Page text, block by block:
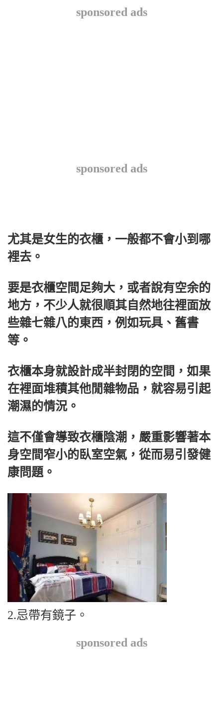
sponsored ads
sponsored ads
尤其是女生的衣櫃，一般都不會小到哪
裡去。
要是衣櫃空間足夠大，或者說有空余的
地方，不少人就很順其自然地往裡面放
些雜七雜八的東西，例如玩具、舊書
等。
衣櫃本身就設計成半封閉的空間，如果
在裡面堆積其他閒雜物品，就容易引起
潮濕的情況。
這不僅會導致衣櫃陰潮，嚴重影響著本
身空間窄小的臥室空氣，從而易引發健
康問題。
2.忌帶有鏡子。
sponsored ads